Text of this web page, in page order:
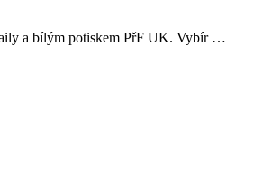
a bílým potiskem PřF UK. Vybír …